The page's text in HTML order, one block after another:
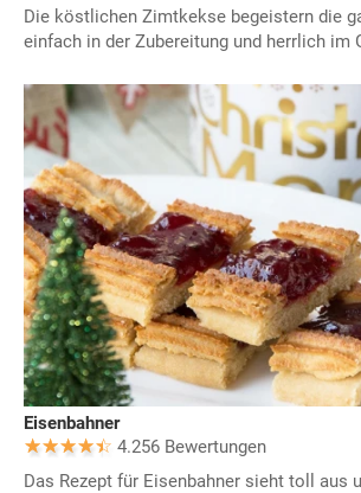
Die köstlichen Zimtkekse begeistern die
einfach in der Zubereitung und herrlich im
Eisenbahner
4.256 Bewertungen
Das Rezept für Eisenbahner sieht toll aus